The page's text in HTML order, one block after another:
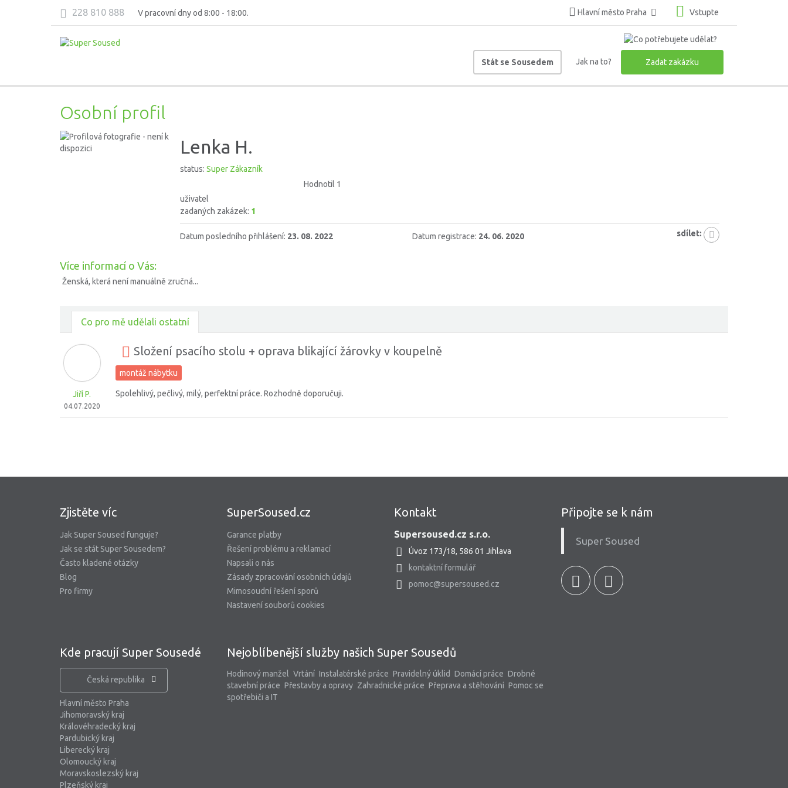
228 810 888 V pracovní dny od 8:00 - 18:00. Hlavní město Praha Vstupte
Stát se Sousedem Jak na to? Zadat zakázku
Osobní profil
Lenka H.
status: Super Zákazník
Hodnotil 1
uživatel
zadaných zakázek: 1
Datum posledního přihlášení: 23. 08. 2022 Datum registrace: 24. 06. 2020 sdílet:
Více informací o Vás:
Ženská, která není manuálně zručná...
Co pro mě udělali ostatní
Jiří P.
04.07.2020
Složení psacího stolu + oprava blikající žárovky v koupelně
montáž nábytku
Spolehlivý, pečlivý, milý, perfektní práce. Rozhodně doporučuji.
Zjistěte víc
Jak Super Soused funguje?
Jak se stát Super Sousedem?
Často kladené otázky
Blog
Pro firmy
SuperSoused.cz
Garance platby
Řešení problému a reklamací
Napsali o nás
Zásady zpracování osobních údajů
Mimosoudní řešení sporů
Nastavení souborů cookies
Kontakt
Supersoused.cz s.r.o.
Úvoz 173/18, 586 01 Jihlava
kontaktní formulář
pomoc@supersoused.cz
Kde pracují Super Sousedé
Česká republika
Hlavní město Praha
Jihomoravský kraj
Královéhradecký kraj
Pardubický kraj
Liberecký kraj
Olomoucký kraj
Moravskoslezský kraj
Plzeňský kraj
Nejoblíbenější služby našich Super Sousedů
Hodinový manžel Vrtání Instalatérské práce Pravidelný úklid Domácí práce Drobné
stavební práce Přestavby a opravy Zahradnické práce Přeprava a stěhování Pomoc se
spotřebiči a IT
Připojte se k nám
Super Soused